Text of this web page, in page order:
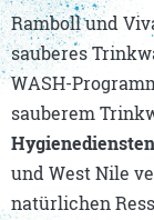
Ramboll und
sauberes
WASH-
sauberem
Hygienediensten
und West Nile
natürlichen